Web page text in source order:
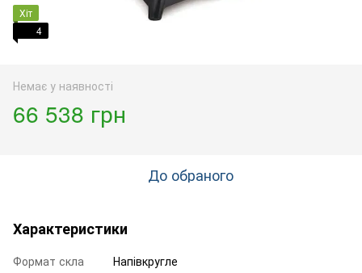
Хіт
4
Немає у наявності
66 538 грн
До обраного
Характеристики
Формат скла
Напівкругле